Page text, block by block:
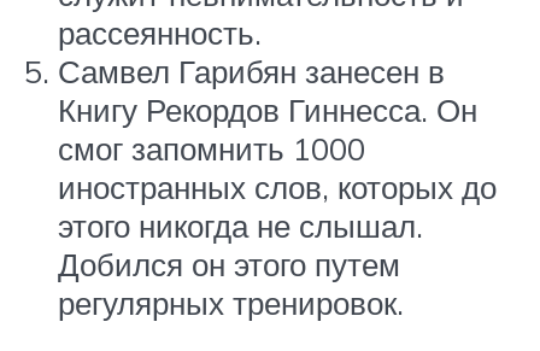
рассеянность.
Самвел Гарибян занесен в
Книгу Рекордов Гиннесса. Он
смог запомнить 1000
иностранных слов, которых до
этого никогда не слышал.
Добился он этого путем
регулярных тренировок.